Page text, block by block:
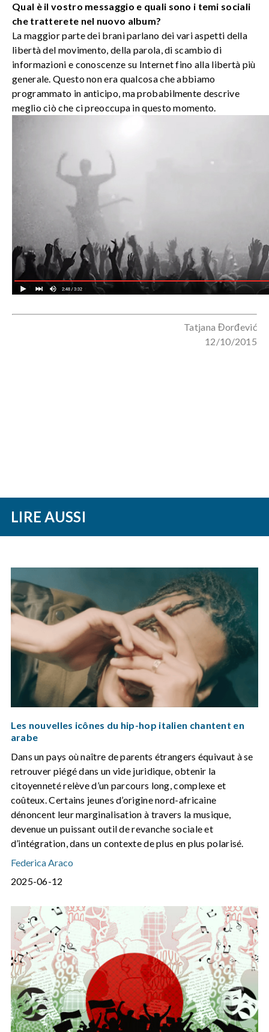
Qual è il vostro messaggio e quali sono i temi sociali
che tratterete nel nuovo album?
La maggior parte dei brani parlano dei vari aspetti della
libertà del movimento, della parola, di scambio di
informazioni e conoscenze su Internet fino alla libertà più
generale. Questo non era qualcosa che abbiamo
programmato in anticipo, ma probabilmente descrive
meglio ciò che ci preoccupa in questo momento.
Tatjana Đorđević
12/10/2015
LIRE AUSSI
Les nouvelles icônes du hip-hop italien chantent en
arabe
Dans un pays où naître de parents étrangers équivaut à se
retrouver piégé dans un vide juridique, obtenir la
citoyenneté relève d’un parcours long, complexe et
coûteux. Certains jeunes d’origine nord-africaine
dénoncent leur marginalisation à travers la musique,
devenue un puissant outil de revanche sociale et
d’intégration, dans un contexte de plus en plus polarisé.
Federica Araco
2025-06-12